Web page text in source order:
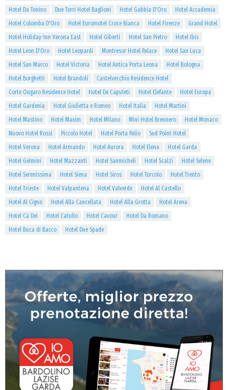
Hotel Da Tonino
Due Torri Hotel Baglioni Hotel Gabbia D'Oro
Hotel Accademia
Hotel Colomba D'Oro
Hotel Euromotel Croce Bianca Hotel Firenze
Grand Hotel
Hotel Holiday-Inn Verona East
Hotel Giberti Hotel San Pietro
Hotel Ibis
Hotel Leon D'Oro
Hotel Leopardi Montresor Hotel Palace
Hotel San Luca
Hotel San Marco
Hotel Victoria Hotel Antica Porta Leona
Hotel Bologna
Hotel Borghetti
Hotel Brandoli
Castelvecchio Residence Hotel
Corte Ongaro Residence Hotel
Hotel De Capuleti Hotel Elefante
Hotel Europa
Hotel Gardenia
Hotel Giulietta e Romeo Hotel Italia
Hotel Martini
Hotel Mastino
Hotel Maxim Hotel Milano Mini Hotel Brennero
Hotel Monaco
Nuovo Hotel Rossi
Piccolo Hotel Hotel Porta Palio
Sud Point Hotel
Hotel Verona
Hotel Armando Hotel Aurora Hotel Elena
Hotel Garda
Hotel Gelmini
Hotel Mazzanti Hotel Sanmicheli Hotel Scalzi
Hotel Selene
Hotel Serenissima
Hotel Siena Hotel Siros Hotel Torcolo
Hotel Trento
Hotel Trieste
Hotel Valpantena Hotel Valverde
Hotel Al Castello
Hotel Al Cigno
Hotel Alla Cancellata Hotel Alla Grotta
Hotel Arena
Hotel Cà Dei
Hotel Catullo Hotel Cavour
Hotel Da Romano
Hotel Buca di Bacco
Hotel Due Spade